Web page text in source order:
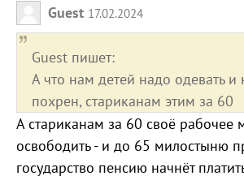
Guest 17.02.2024
Guest пишет:
А что нам детей надо одевать и
похрен, стариканам этим за 60
А стариканам за 60 своё рабочее
освободить - и до 65 милостыню
государство пенсию начнёт